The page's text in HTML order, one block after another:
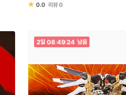
★ 0.0 리뷰0
2일 08:49:23 남음